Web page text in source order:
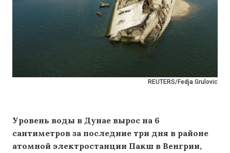
REUTERS/Fedja Grulovic
Уровень воды в Дунае вырос на 6
сантиметров за последние три дня в районе
атомной электростанции Пакш в Венгрии,